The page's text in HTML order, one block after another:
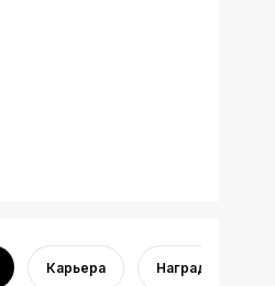
Карьера Награды